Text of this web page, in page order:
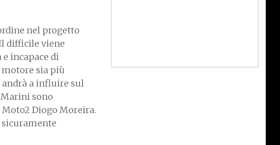
nel progetto
difficile viene
incapace di
sia più
a influire sul
sono
Diogo Moreira.
sicuramente